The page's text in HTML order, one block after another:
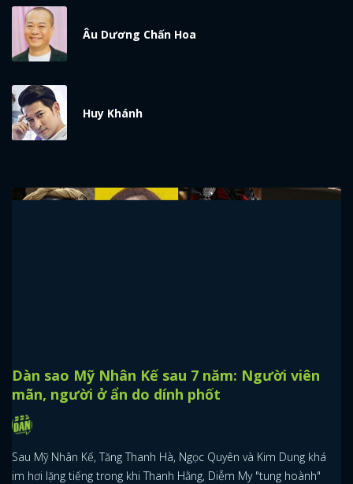
Âu Dương Chấn Hoa
Huy Khánh
Dàn sao Mỹ Nhân Kế sau 7 năm: Người viên
mãn, người ở ẩn do dính phốt
Sau Mỹ Nhân Kế, Tăng Thanh Hà, Ngọc Quyên và Kim Dung khá
im hơi lặng tiếng trong khi Thanh Hằng, Diễm My "tung hoành"